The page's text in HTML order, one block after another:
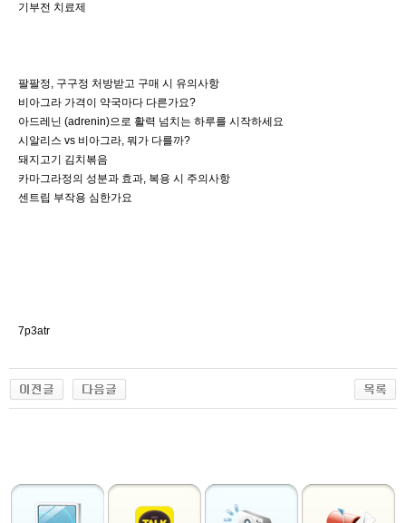
기부전 치료제
팔팔정, 구구정 처방받고 구매 시 유의사항
비아그라 가격이 약국마다 다른가요?
아드레닌 (adrenin)으로 활력 넘치는 하루를 시작하세요
시알리스 vs 비아그라, 뭐가 다를까?
돼지고기 김치볶음
카마그라정의 성분과 효과, 복용 시 주의사항
센트립 부작용 심한가요
7p3atr
마